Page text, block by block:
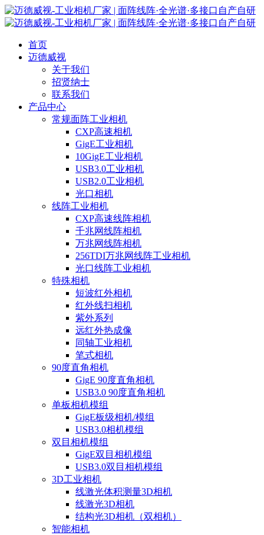
首页
迈德威视
关于我们
招贤纳士
联系我们
产品中心
常规面阵工业相机
CXP高速相机
GigE工业相机
10GigE工业相机
USB3.0工业相机
USB2.0工业相机
光口相机
线阵工业相机
CXP高速线阵相机
千兆网线阵相机
万兆网线阵相机
256TDI万兆网线阵工业相机
光口线阵工业相机
特殊相机
短波红外相机
红外线扫相机
紫外系列
远红外热成像
同轴工业相机
笔式相机
90度直角相机
GigE 90度直角相机
USB3.0 90度直角相机
单板相机模组
GigE板级相机/模组
USB3.0相机模组
双目相机模组
GigE双目相机模组
USB3.0双目相机模组
3D工业相机
线激光体积测量3D相机
线激光3D相机
结构光3D相机（双相机）
智能相机